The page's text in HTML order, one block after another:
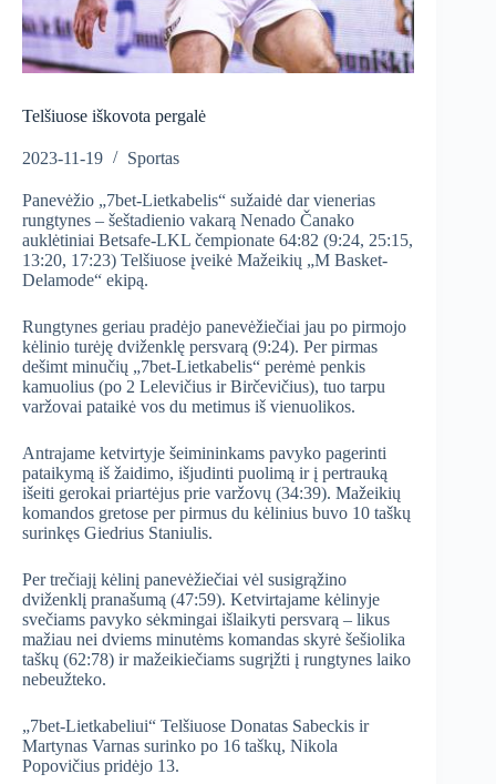
Telšiuose iškovota pergalė
2023-11-19 Sportas
Panevėžio „7bet-Lietkabelis“ sužaidė dar vienerias
rungtynes – šeštadienio vakarą Nenado Čanako
auklėtiniai Betsafe-LKL čempionate 64:82 (9:24, 25:15,
13:20, 17:23) Telšiuose įveikė Mažeikių „M Basket-
Delamode“ ekipą.
Rungtynes geriau pradėjo panevėžiečiai jau po pirmojo
kėlinio turėję dviženklę persvarą (9:24). Per pirmas
dešimt minučių „7bet-Lietkabelis“ perėmė penkis
kamuolius (po 2 Lelevičius ir Birčevičius), tuo tarpu
varžovai pataikė vos du metimus iš vienuolikos.
Antrajame ketvirtyje šeimininkams pavyko pagerinti
pataikymą iš žaidimo, išjudinti puolimą ir į pertrauką
išeiti gerokai priartėjus prie varžovų (34:39). Mažeikių
komandos gretose per pirmus du kėlinius buvo 10 taškų
surinkęs Giedrius Staniulis.
Per trečiajį kėlinį panevėžiečiai vėl susigrąžino
dviženklį pranašumą (47:59). Ketvirtajame kėlinyje
svečiams pavyko sėkmingai išlaikyti persvarą – likus
mažiau nei dviems minutėms komandas skyrė šešiolika
taškų (62:78) ir mažeikiečiams sugrįžti į rungtynes laiko
nebeužteko.
„7bet-Lietkabeliui“ Telšiuose Donatas Sabeckis ir
Martynas Varnas surinko po 16 taškų, Nikola
Popovičius pridėjo 13.